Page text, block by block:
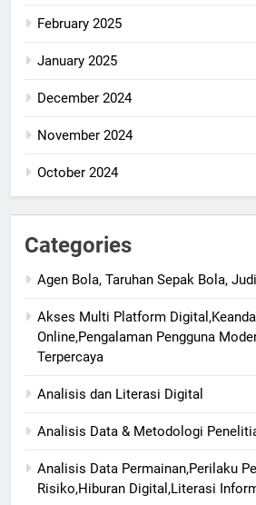
February 2025
January 2025
December 2024
November 2024
October 2024
Categories
Agen Bola, Taruhan Sepak Bola,
Akses Multi Platform
Online,Pengalaman Pengguna
Terpercaya
Analisis dan Literasi Digital
Analisis Data & Metodologi
Analisis Data Permainan,Perilaku
Risiko,Hiburan Digital,Literasi